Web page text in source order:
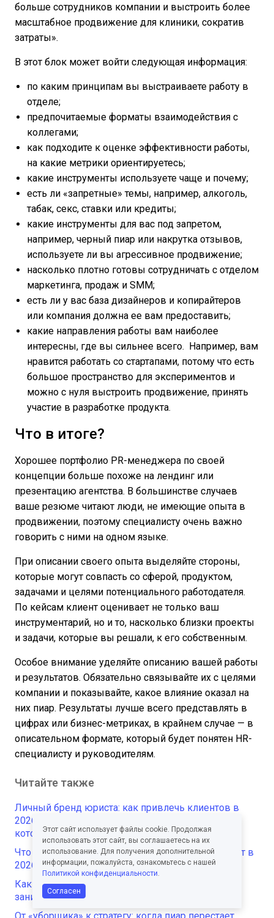
больше сотрудников компании и выстроить более
масштабное продвижение для клиники, сократив
затраты».
В этот блок может войти следующая информация:
по каким принципам вы выстраиваете работу в
отделе;
предпочитаемые форматы взаимодействия с
коллегами;
как подходите к оценке эффективности работы,
на какие метрики ориентируетесь;
какие инструменты используете чаще и почему;
есть ли «запретные» темы, например, алкоголь,
табак, секс, ставки или кредиты;
какие инструменты для вас под запретом,
например, черный пиар или накрутка отзывов,
используете ли вы агрессивное продвижение;
насколько плотно готовы сотрудничать с отделом
маркетинга, продаж и SMM;
есть ли у вас база дизайнеров и копирайтеров
или компания должна ее вам предоставить;
какие направления работы вам наиболее
интересны, где вы сильнее всего. Например, вам
нравится работать со стартапами, потому что есть
большое пространство для экспериментов и
можно с нуля выстроить продвижение, принять
участие в разработке продукта.
Что в итоге?
Хорошее портфолио PR-менеджера по своей
концепции больше похоже на лендинг или
презентацию агентства. В большинстве случаев
ваше резюме читают люди, не имеющие опыта в
продвижении, поэтому специалисту очень важно
говорить с ними на одном языке.
При описании своего опыта выделяйте стороны,
которые могут совпасть со сферой, продуктом,
задачами и целями потенциального работодателя.
По кейсам клиент оценивает не только ваш
инструментарий, но и то, насколько близки проекты
и задачи, которые вы решали, к его собственным.
Особое внимание уделяйте описанию вашей работы
и результатов. Обязательно связывайте их с целями
компании и показывайте, какое влияние оказал на
них пиар. Результаты лучше всего представлять в
цифрах или бизнес-метриках, в крайнем случае — в
описательном формате, который будет понятен HR-
специалисту и руководителям.
Читайте также
Личный бренд юриста: как привлечь клиентов в
2026 году — 5 работающих техник и 5 ошибок,
которые разрушают репутацию
Что волнует пиарщиков и какие книги они читают в
2026 году. Исследование
Как пиарить руководителя, который не хочет
заниматься публичностью: 7 решений
От «уборщика» к стратегу: когда пиар перестает
Этот сайт использует файлы cookie. Продолжая
использовать этот сайт, вы соглашаетесь на их
использование. Для получения дополнительной
информации, пожалуйста, ознакомьтесь с нашей
Политикой конфиденциальности.
Согласен